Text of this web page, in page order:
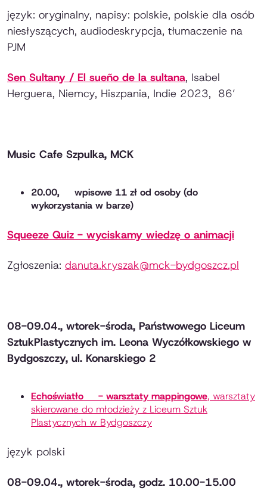
język: oryginalny, napisy: polskie, polskie dla osób
niesłyszących, audiodeskrypcja, tłumaczenie na
PJM
Sen Sultany / El sueño de la sultana, Isabel
Herguera, Niemcy, Hiszpania, Indie 2023, 86’
Music Cafe Szpulka, MCK
20.00, wpisowe 11 zł od osoby (do
wykorzystania w barze)
Squeeze Quiz - wyciskamy wiedzę o animacji
Zgłoszenia: danuta.kryszak@mck-bydgoszcz.pl
08-09.04., wtorek-środa, Państwowego Liceum
SztukPlastycznych im. Leona Wyczółkowskiego w
Bydgoszczy, ul. Konarskiego 2
Echoświatło - warsztaty mappingowe, warsztaty
skierowane do młodzieży z Liceum Sztuk
Plastycznych w Bydgoszczy
język polski
08-09.04., wtorek-środa, godz. 10.00-15.00